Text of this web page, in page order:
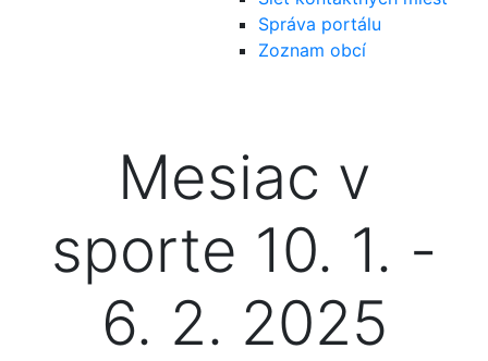
Správa portálu
Zoznam obcí
Mesiac v
sporte 10. 1. -
6. 2. 2025